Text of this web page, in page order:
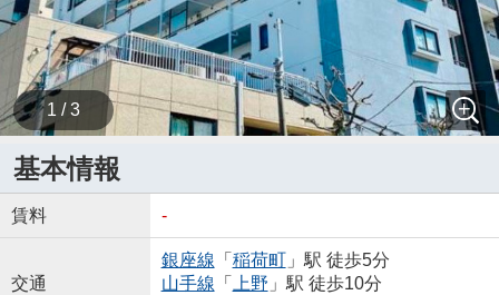
1 / 3
基本情報
賃料 -
交通
銀座線 「 稲荷町」駅 徒歩5分
山手線 「 上野 」駅 徒歩10分